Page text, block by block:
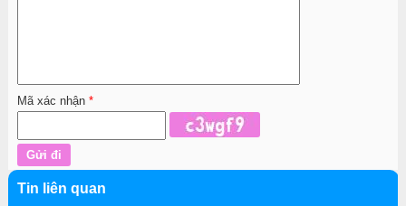
Mã xác nhận *
Tin liên quan